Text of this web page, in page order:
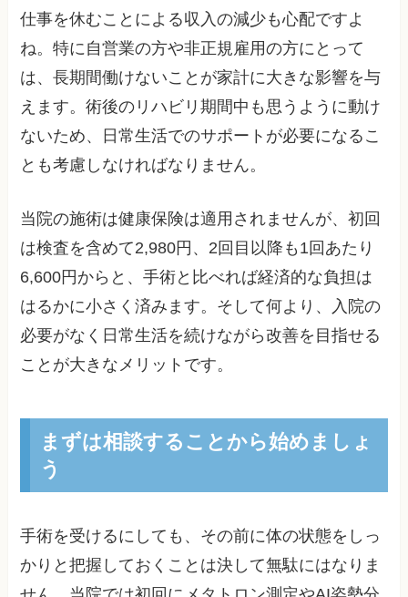
仕事を休むことによる収入の減少も心配ですよ
ね。特に自営業の方や非正規雇用の方にとって
は、長期間働けないことが家計に大きな影響を与
えます。術後のリハビリ期間中も思うように動け
ないため、日常生活でのサポートが必要になるこ
とも考慮しなければなりません。
当院の施術は健康保険は適用されませんが、初回
は検査を含めて2,980円、2回目以降も1回あたり
6,600円からと、手術と比べれば経済的な負担は
はるかに小さく済みます。そして何より、入院の
必要がなく日常生活を続けながら改善を目指せる
ことが大きなメリットです。
まずは相談することから始めましょ
う
手術を受けるにしても、その前に体の状態をしっ
かりと把握しておくことは決して無駄にはなりま